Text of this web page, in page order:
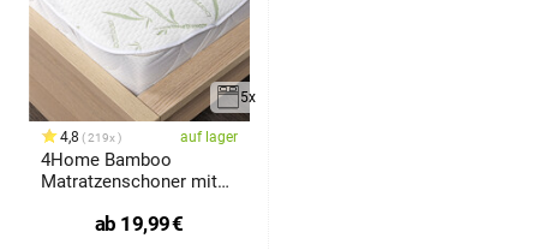
5x
4,8 219x auf lager
4Home Bamboo
Matratzenschoner mit
ab 19,99€